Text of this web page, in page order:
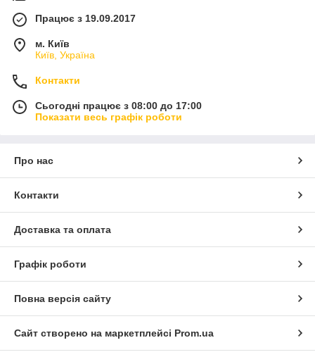
Працює з 19.09.2017
м. Київ
Київ, Україна
Контакти
Сьогодні працює з 08:00 до 17:00
Показати весь графік роботи
Про нас
Контакти
Доставка та оплата
Графік роботи
Повна версія сайту
Сайт створено на маркетплейсі Prom.ua